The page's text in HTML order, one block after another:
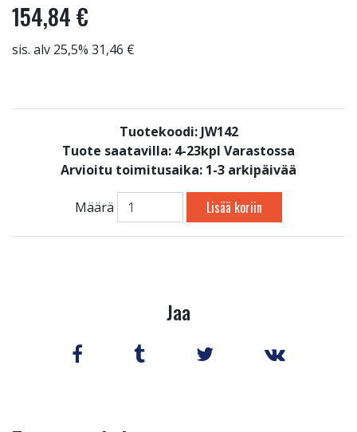
154,84 €
sis. alv 25,5% 31,46 €
Tuotekoodi: JW142
Tuote saatavilla: 4-23kpl Varastossa
Arvioitu toimitusaika: 1-3 arkipäivää
Määrä Lisää koriin
Jaa